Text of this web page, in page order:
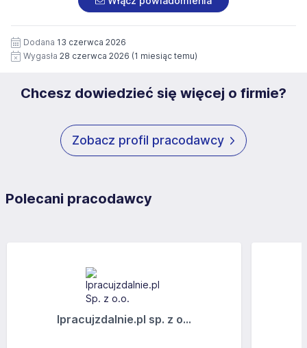
siedziby administratora.
https://www.workprofit.pl/klauzula-informacyjna.html
wizerunku), na potrzeby przyszłych rekrutacji przez okres
12 miesięcy. Zgoda jest dobrowolna i może być w każdym
czasie wycofana.
Dodana 13 czerwca 2026
Wygasła 28 czerwca 2026 (1 miesiąc temu)
Chcesz dowiedzieć się więcej o firmie?
Zobacz profil pracodawcy
Polecani pracodawcy
Ipracujzdalnie.pl sp. z o...